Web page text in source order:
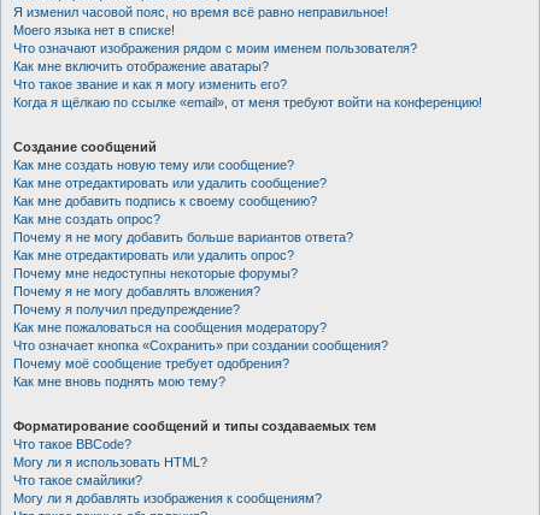
Я изменил часовой пояс, но время всё равно неправильное!
Моего языка нет в списке!
Что означают изображения рядом с моим именем пользователя?
Как мне включить отображение аватары?
Что такое звание и как я могу изменить его?
Когда я щёлкаю по ссылке «email», от меня требуют войти на конференцию!
Создание сообщений
Как мне создать новую тему или сообщение?
Как мне отредактировать или удалить сообщение?
Как мне добавить подпись к своему сообщению?
Как мне создать опрос?
Почему я не могу добавить больше вариантов ответа?
Как мне отредактировать или удалить опрос?
Почему мне недоступны некоторые форумы?
Почему я не могу добавлять вложения?
Почему я получил предупреждение?
Как мне пожаловаться на сообщения модератору?
Что означает кнопка «Сохранить» при создании сообщения?
Почему моё сообщение требует одобрения?
Как мне вновь поднять мою тему?
Форматирование сообщений и типы создаваемых тем
Что такое BBCode?
Могу ли я использовать HTML?
Что такое смайлики?
Могу ли я добавлять изображения к сообщениям?